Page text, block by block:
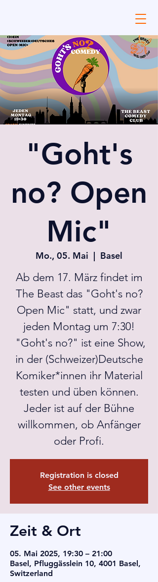
"Goht's
no? Open
Mic"
Mo., 05. Mai
  |
Basel
Ab dem 17. März findet im
The Beast das "Goht's no?
Open Mic" statt, und zwar
jeden Montag um 7:30!
"Goht's no?" ist eine Show,
in der (Schweizer)Deutsche
Komiker*innen ihr Material
testen und üben können.
Jeder ist auf der Bühne
willkommen, ob Anfänger
oder Profi.
Registration is closed
See other events
Zeit & Ort
05. Mai 2025, 19:30 – 21:00
Basel, Pfluggässlein 10, 4001 Basel,
Switzerland